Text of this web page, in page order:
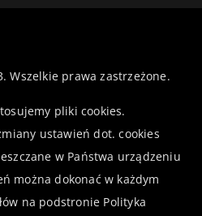
Wszelkie prawa zastrzeżone.
pliki cookies.
ustawień dot. cookies
w Państwa urządzeniu
można dokonać w każdym
na podstronie Polityka